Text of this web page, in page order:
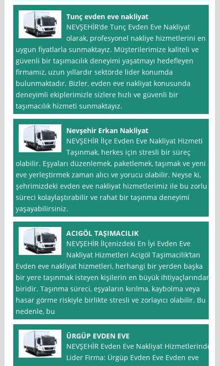
Tunç evden eve nakliyat
NEVŞEHİR’de Tunç Evden Eve Nakliyat
olarak, profesyonel nakliye hizmetlerini en
uygun fiyatlarla sunmaktayız. Müşterilerimize kaliteli ve
güvenli bir taşımacılık deneyimi yaşatmayı hedefleyen
firmamız, uzun yıllardır sektörde lider konumda
bulunmaktadır. Bizler, evden eve nakliyat konusunda
deneyimli ekiplerimizle sizlere hızlı ve güvenli bir
taşımacılık hizmeti sunmaktayız.
Nevşehir Erkan Nakliyat
NEVŞEHİR İlçe Evden Eve Nakliyat Hizmeti
Taşınmak, herkes için stresli bir süreç
olabilir. Eşyaları düzenlemek, paketlemek, taşımak ve yeni
eve yerleştirmek zaman alıcı ve yorucu olabilir. Neyse ki,
şehrimizdeki evden eve nakliyat hizmetlerimiz ile bu zorlu
süreci kolaylaştırabilir ve rahat bir taşınma deneyimi
yaşayabilirsiniz.
ACIGÖL TAŞIMACILIK
NEVŞEHİR İlçenizdeki En İyi Evden Eve
Nakliyat Hizmetleri Acigöl Taşimacilik’tan
Evden eve nakliyat hizmetleri, herhangi bir yerden başka
bir yere taşınmak isteyen kişilerin en büyük ihtiyaçlarından
biridir. Taşınma süreci, eşyaların kırılma, kaybolma veya
hasar görme riskiyle birlikte stresli ve zorlayıcı olabilir. Bu
nedenle, bu
ÜRGÜP EVDEN EVE
NEVŞEHİR Evden Eve Nakliyat Hizmetlerinde
Lider Firma: Ürgüp Evden Eve Evden eve